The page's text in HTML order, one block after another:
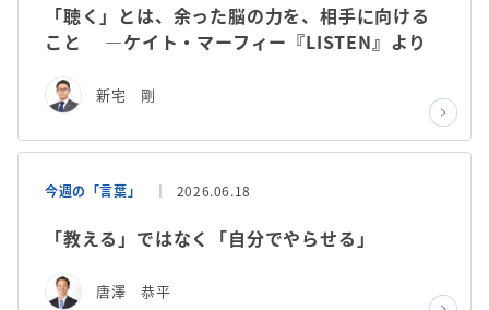
「聴く」とは、余った脳の力を、相手に向ける
こと ―ケイト・マーフィー『LISTEN』より
新宅 剛
今週の「言葉」 2026.06.18
「教える」ではなく「自分でやらせる」
唐澤 恭平